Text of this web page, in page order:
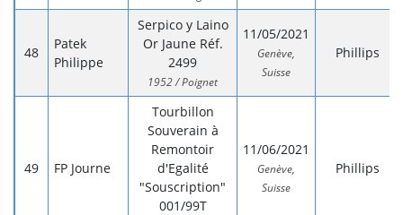
Patek
Philippe
Serpico y Laino
Or Jaune Réf.
2499
1952 / Poignet
11/05/2021
Genève,
Suisse
Phillips
FP Journe
Tourbillon
Souverain à
Remontoir
d'Egalité
"Souscription"
001/99T
11/06/2021
Genève,
Suisse
Phillips